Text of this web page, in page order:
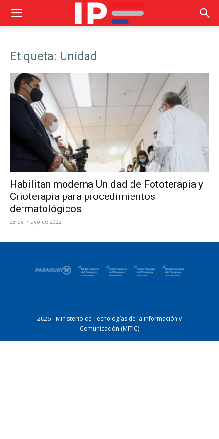
Etiqueta: Unidad
Habilitan moderna Unidad de Fototerapia y
Crioterapia para procedimientos
dermatológicos
23 de mayo de 2022
2026 - Ministerio de Tecnologías de la Información y
Comunicación (MITIC)